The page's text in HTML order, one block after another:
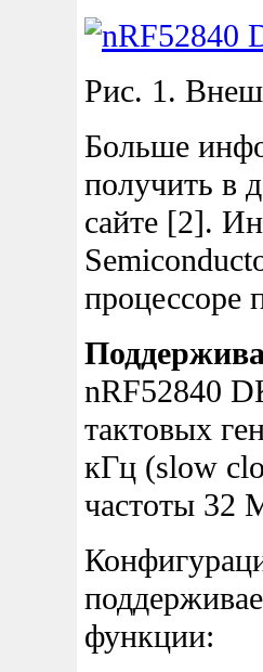
Рис. 1.
Больше
получить в
сайте [2].
процессоре
nRF52840
тактовых
кГц (slow
частоты 32
функции: